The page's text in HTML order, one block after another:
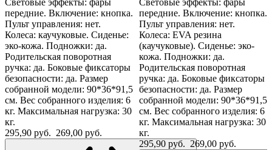
Световые эффекты: фары
передние. Включение: кнопка.
Пульт управления: нет.
Колеса: каучуковые. Сиденье:
эко-кожа. Подножки: да.
Родительская поворотная
ручка: да. Боковые фиксаторы
безопасности: да. Размер
собранной модели: 90*36*91,5
см. Вес собранного изделия: 6
кг. Максимальная нагрузка: 30
кг.
295,90 руб. 269,00 руб.
Световые эффекты: фары
передние. Включение: кнопка.
Пульт управления: нет.
Колеса: EVA резина
(каучуковые). Сиденье: эко-
кожа. Подножки: да.
Родительская поворотная
ручка: да. Боковые фиксаторы
безопасности: да. Размер
собранной модели: 90*36*91,5
см. Вес собранного изделия: 6
кг. Максимальная нагрузка: 30
кг.
295,90 руб. 269,00 руб.